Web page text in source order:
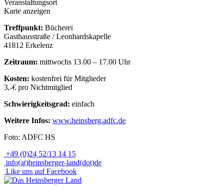
Veranstaltungsort
Karte anzeigen
Treffpunkt: Bücherei
Gasthausstraße / Leonhardskapelle
41812 Erkelenz
Zeitraum: mittwochs 13.00 – 17.00 Uhr
Kosten: kostenfrei für Mitglieder
3,-€ pro Nichtmitglied
Schwierigkeitsgrad: einfach
Weitere Infos: www.heinsberg.adfc.de
Foto: ADFC HS
+49 (0)24 52/13 14 15
info(at)heinsberger-land(dot)de
Like uns auf Facebook